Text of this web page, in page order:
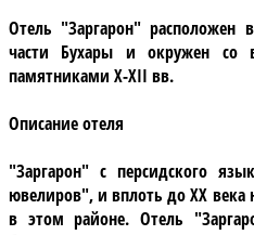
Отель "Заргарон" расположен
части Бухары и окружен со
памятниками X-XII вв.
Описание отеля
"Заргарон" с персидского
ювелиров", и вплоть до XX
в этом районе. Отель